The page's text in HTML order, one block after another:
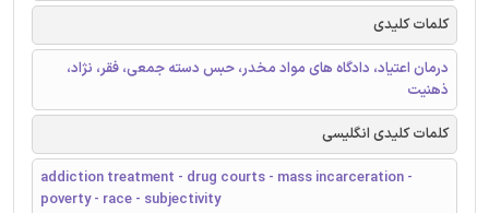
کلمات کلیدی
درمان اعتیاد، دادگاه های مواد مخدر، حبس دسته جمعی، فقر، نژاد،
ذهنیت
کلمات کلیدی انگلیسی
addiction treatment - drug courts - mass incarceration -
poverty - race - subjectivity